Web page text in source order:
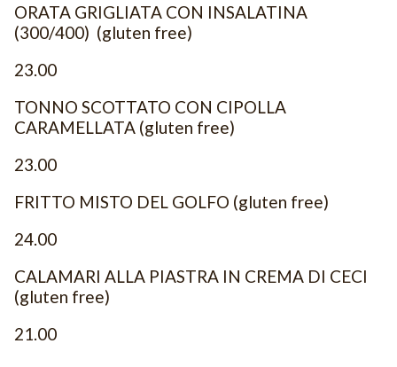
ORATA GRIGLIATA CON INSALATINA
(300/400) (gluten free)
23.00
TONNO SCOTTATO CON CIPOLLA
CARAMELLATA (gluten free)
23.00
FRITTO MISTO DEL GOLFO (gluten free)
24.00
CALAMARI ALLA PIASTRA IN CREMA DI CECI
(gluten free)
21.00